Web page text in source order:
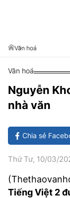
GIẢI TRÍ
CÔNG NGHIỆP
X-QUANG TIN
VIẾT LẠI ƯỚC
PHIM
ÂM NHẠC
KBIZ
DU LỊCH
TIN TỨC
ĐIỂM ĐẾN
ẨM THỰC
TƯ VẤN
THẾ GIỚI SAO
HIGHTECH
TIÊU ĐIỂM -
BẠN CẦN BIẾT
ẢNH
Văn hoá
Văn hoá
Nguyễn
nhà văn
Chia sẻ
Thứ Tư, 10/03/
Tiếng Việt 2